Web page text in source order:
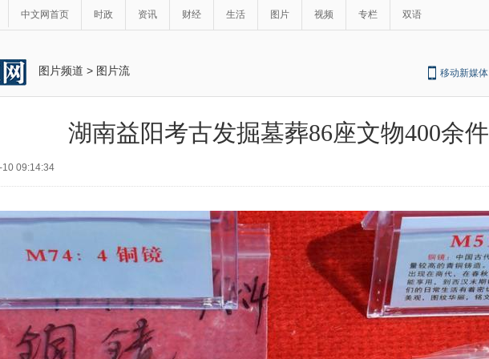
中文网首页 时政 资讯 财经 生活 图片 视频 专栏 双语
图片频道 > 图片流 移动新媒体
湖南益阳考古发掘墓葬86座文物400余件
09:14:34